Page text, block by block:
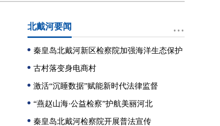
北戴河要闻 ...
秦皇岛北戴河新区检察院加强海洋生态保护
古村落变身电商村
激活“沉睡数据”赋能新时代法律监督
“燕赵山海·公益检察”护航美丽河北
秦皇岛北戴河检察院开展普法宣传